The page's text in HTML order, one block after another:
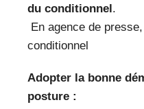
du conditionnel.
En agence de
conditionnel
Adopter la bonne
posture :